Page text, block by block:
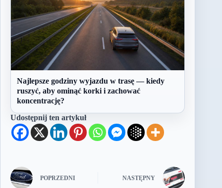
Najlepsze godziny wyjazdu w trasę — kiedy
ruszyć, aby ominąć korki i zachować
koncentrację?
Udostępnij ten artykuł
POPRZEDNI NASTĘPNY